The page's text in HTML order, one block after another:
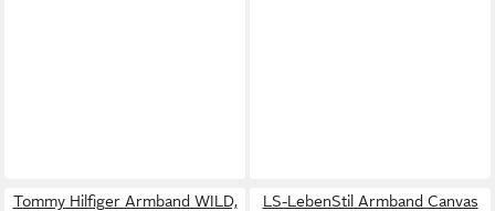
Tommy Hilfiger Armband WILD,
LS-LebenStil Armband Canvas